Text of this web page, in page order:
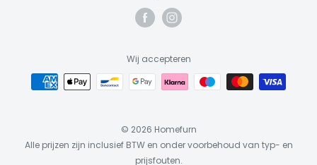
Wij accepteren
© 2026 Homefurn
Alle prijzen zijn inclusief BTW en onder voorbehoud van typ- en
prijsfouten.